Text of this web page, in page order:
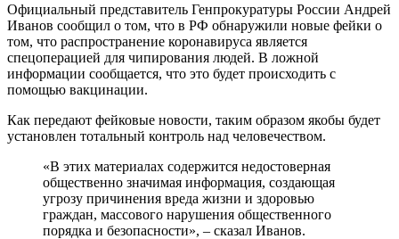
Официальный представитель Генпрокуратуры России Андрей
Иванов сообщил о том, что в РФ обнаружили новые фейки о
том, что распространение коронавируса является
спецоперацией для чипирования людей. В ложной
информации сообщается, что это будет происходить с
помощью вакцинации.
Как передают фейковые новости, таким образом якобы будет
установлен тотальный контроль над человечеством.
«В этих материалах содержится недостоверная
общественно значимая информация, создающая
угрозу причинения вреда жизни и здоровью
граждан, массового нарушения общественного
порядка и безопасности», – сказал Иванов.